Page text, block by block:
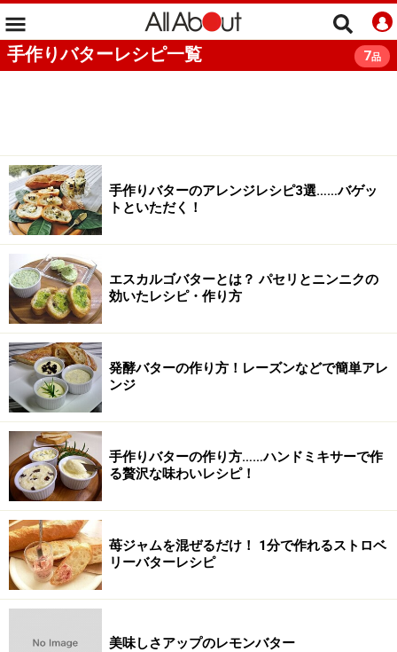
手作りバターレシピ一覧 7品
手作りバターのアレンジレシピ3選……バゲッ
トといただく！
エスカルゴバターとは？ パセリとニンニクの
効いたレシピ・作り方
発酵バターの作り方！レーズンなどで簡単アレ
ンジ
手作りバターの作り方……ハンドミキサーで作
る贅沢な味わいレシピ！
苺ジャムを混ぜるだけ！ 1分で作れるストロベ
リーバターレシピ
美味しさアップのレモンバター